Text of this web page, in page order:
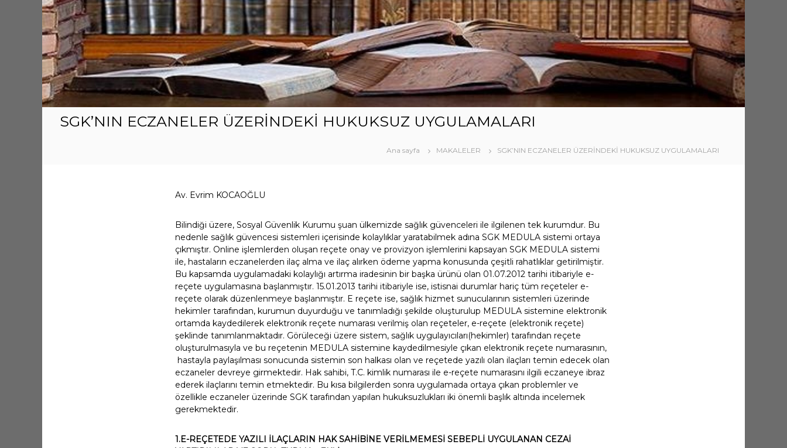
SGK’NIN ECZANELER ÜZERİNDEKİ HUKUKSUZ UYGULAMALARI
Ana sayfa MAKALELER SGK’NIN ECZANELER ÜZERİNDEKİ HUKUKSUZ UYGULAMALARI
Av. Evrim KOCAOĞLU
Bilindiği üzere, Sosyal Güvenlik Kurumu şuan ülkemizde sağlık güvenceleri ile ilgilenen tek kurumdur. Bu
nedenle sağlık güvencesi sistemleri içerisinde kolaylıklar yaratabilmek adına SGK MEDULA sistemi ortaya
çıkmıştır. Online işlemlerden oluşan reçete onay ve provizyon işlemlerini kapsayan SGK MEDULA sistemi
ile, hastaların eczanelerden ilaç alma ve ilaç alırken ödeme yapma konusunda çeşitli rahatlıklar getirilmiştir.
Bu kapsamda uygulamadaki kolaylığı artırma iradesinin bir başka ürünü olan 01.07.2012 tarihi itibariyle e-
reçete uygulamasına başlanmıştır. 15.01.2013 tarihi itibariyle ise, istisnai durumlar hariç tüm reçeteler e-
reçete olarak düzenlenmeye başlanmıştır. E reçete ise, sağlık hizmet sunucularının sistemleri üzerinde
hekimler tarafından, kurumun duyurduğu ve tanımladığı şekilde oluşturulup MEDULA sistemine elektronik
ortamda kaydedilerek elektronik reçete numarası verilmiş olan reçeteler, e-reçete (elektronik reçete)
şeklinde tanımlanmaktadır. Görüleceği üzere sistem, sağlık uygulayıcıları(hekimler) tarafından reçete
oluşturulmasıyla ve bu reçetenin MEDULA sistemine kaydedilmesiyle çıkan elektronik reçete numarasının,
hastayla paylaşılması sonucunda sistemin son halkası olan ve reçetede yazılı olan ilaçları temin edecek olan
eczaneler devreye girmektedir. Hak sahibi, T.C. kimlik numarası ile e-reçete numarasını ilgili eczaneye ibraz
ederek ilaçlarını temin etmektedir. Bu kısa bilgilerden sonra uygulamada ortaya çıkan problemler ve
özellikle eczaneler üzerinde SGK tarafından yapılan hukuksuzlukları iki önemli başlık altında incelemek
gerekmektedir.
1.E-REÇETEDE YAZILI İLAÇLARIN HAK SAHİBİNE VERİLMEMESİ SEBEPLİ UYGULANAN CEZAİ